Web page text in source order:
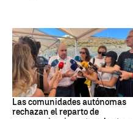
Crisis Migratoria
Las comunidades autónomas
rechazan el reparto de